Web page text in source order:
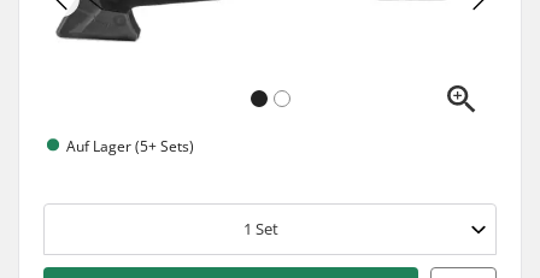
Auf Lager (5+ Sets)
1 Set